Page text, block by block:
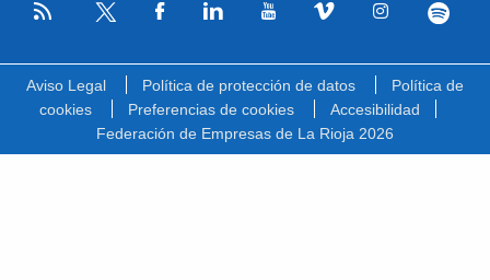
RSS
Aviso Legal Política de protección de datos
Política de
cookies
Preferencias de cookies
Accesibilidad
Federación de Empresas de La Rioja 2026